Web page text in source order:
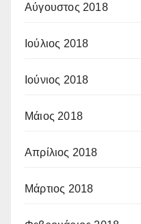
Αύγουστος 2018
Ιούλιος 2018
Ιούνιος 2018
Μάιος 2018
Απρίλιος 2018
Μάρτιος 2018